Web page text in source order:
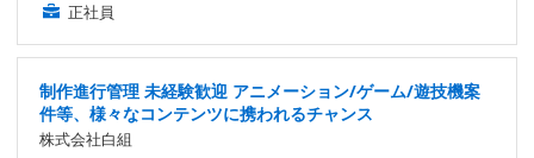
正社員
制作進行管理 未経験歓迎 アニメーション/ゲーム/遊技機案
件等、様々なコンテンツに携われるチャンス
株式会社白組